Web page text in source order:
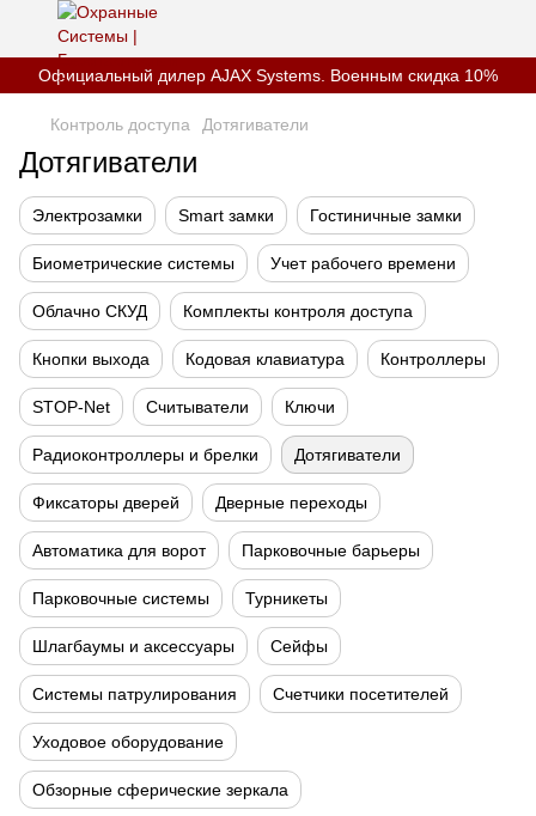
Официальный дилер AJAX Systems. Военным скидка 10%
Контроль доступа Дотягиватели
Дотягиватели
Электрозамки Smart замки Гостиничные замки
Биометрические системы Учет рабочего времени
Облачно СКУД Комплекты контроля доступа
Кнопки выхода Кодовая клавиатура Контроллеры
STOP-Net Считыватели Ключи
Радиоконтроллеры и брелки Дотягиватели
Фиксаторы дверей Дверные переходы
Автоматика для ворот Парковочные барьеры
Парковочные системы Турникеты
Шлагбаумы и аксессуары Сейфы
Системы патрулирования Счетчики посетителей
Уходовое оборудование
Обзорные сферические зеркала